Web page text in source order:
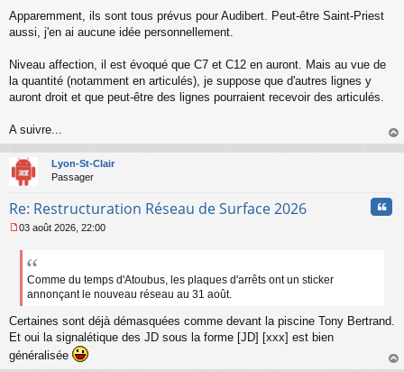
e
s
g
e
n
u
Apparemment, ils sont tous prévus pour Audibert. Peut-être Saint-Priest
aussi, j'en ai aucune idée personnellement.
Niveau affection, il est évoqué que C7 et C12 en auront. Mais au vue de
la quantité (notamment en articulés), je suppose que d'autres lignes y
auront droit et que peut-être des lignes pourraient recevoir des articulés.
A suivre...
au
Lyon-St-Clair
Passager
Re: Restructuration Réseau de Surface 2026
e
g
e
n
n
03 août 2026, 22:00
Comme du temps d'Atoubus, les plaques d'arrêts ont un sticker
annonçant le nouveau réseau au 31 août.
Certaines sont déjà démasquées comme devant la piscine Tony Bertrand.
Et oui la signalétique des JD sous la forme [JD] [xxx] est bien
généralisée